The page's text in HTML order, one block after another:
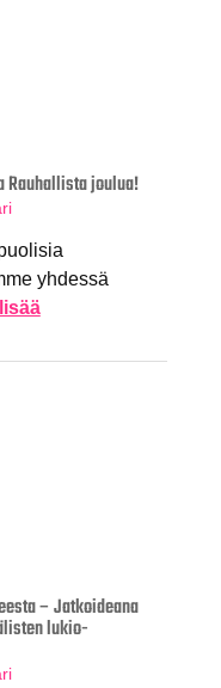
Rauhallista joulua!
yhdessä
– Jatkoideana
lukio-